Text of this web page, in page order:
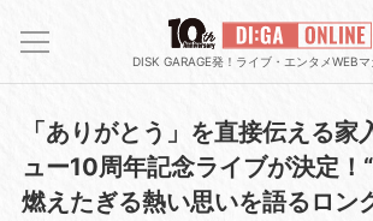
DISK GARAGE発！ライブ・エンタメWEBマ
「ありがとう」を直接伝える家
ュー10周年記念ライブが決定！
燃えたぎる熱い思いを語るロン